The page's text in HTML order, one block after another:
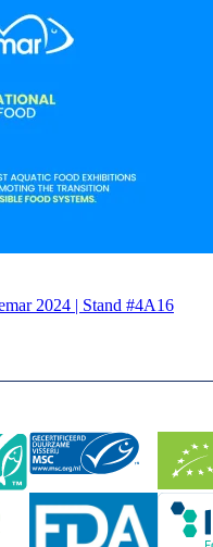
2024 | Stand #4A16